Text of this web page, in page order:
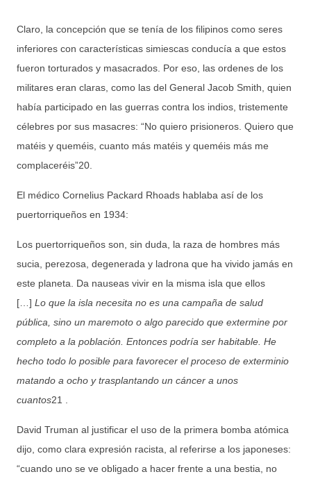
Claro, la concepción que se tenía de los filipinos como seres
inferiores con características simiescas conducía a que estos
fueron torturados y masacrados. Por eso, las ordenes de los
militares eran claras, como las del General Jacob Smith, quien
había participado en las guerras contra los indios, tristemente
célebres por sus masacres: “No quiero prisioneros. Quiero que
matéis y queméis, cuanto más matéis y queméis más me
complaceréis”20.
El médico Cornelius Packard Rhoads hablaba así de los
puertorriqueños en 1934:
Los puertorriqueños son, sin duda, la raza de hombres más
sucia, perezosa, degenerada y ladrona que ha vivido jamás en
este planeta. Da nauseas vivir en la misma isla que ellos
[…] Lo que la isla necesita no es una campaña de salud
pública, sino un maremoto o algo parecido que extermine por
completo a la población. Entonces podría ser habitable. He
hecho todo lo posible para favorecer el proceso de exterminio
matando a ocho y trasplantando un cáncer a unos
cuantos21 .
David Truman al justificar el uso de la primera bomba atómica
dijo, como clara expresión racista, al referirse a los japoneses:
“cuando uno se ve obligado a hacer frente a una bestia, no